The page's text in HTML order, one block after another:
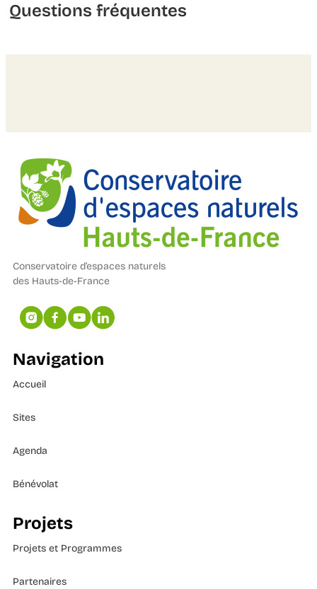
Questions fréquentes
Conservatoire d’espaces naturels
des Hauts-de-France
Navigation
Accueil
Sites
Agenda
Bénévolat
Projets
Projets et Programmes
Partenaires